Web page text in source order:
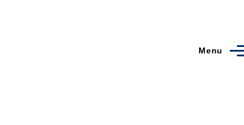
Menu